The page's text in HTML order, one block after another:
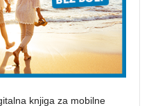
knjiga za mobilne